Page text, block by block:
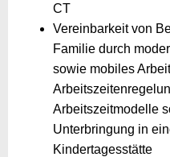
CT
Vereinbarkeit von
Familie durch
sowie mobiles
Arbeitszeitmodelle
Unterbringung in
Kindertagesstätte